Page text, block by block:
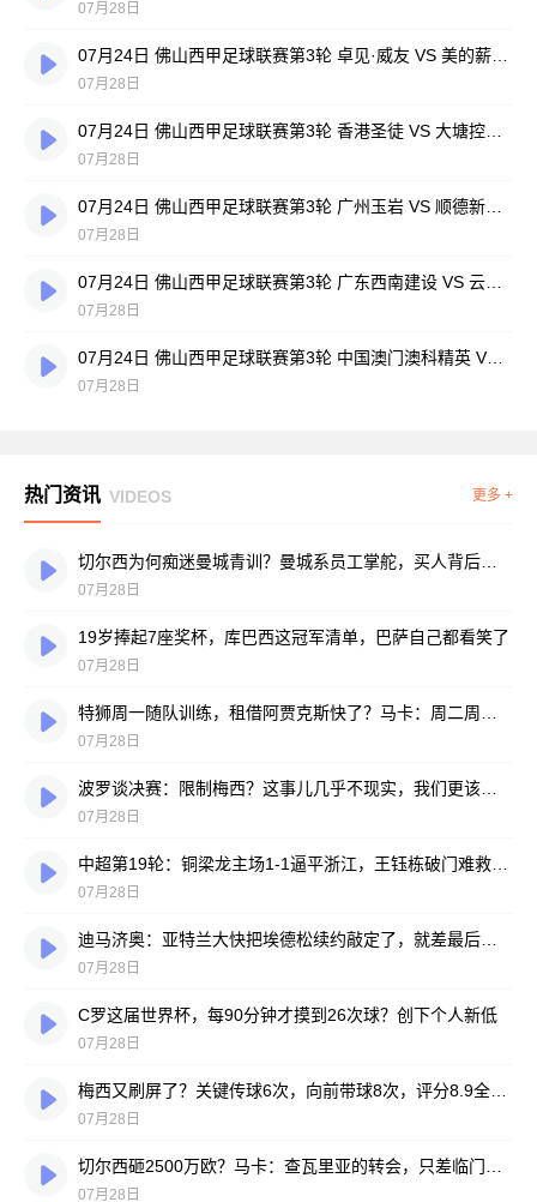
07月28日
07月28日
07月28日
07月28日
07月28日
07月24日 佛山西甲足球联赛第3轮 中国澳门澳科精英 VS 藝品高國際 全场录像
07月28日
热门资讯 VIDEOS 更多 +
07月28日
19岁捧起7座奖杯，库巴西这冠军清单，巴萨自己都看笑了
07月28日
07月28日
07月28日
07月28日
07月28日
C罗这届世界杯，每90分钟才摸到26次球？创下个人新低
07月28日
07月28日
07月28日